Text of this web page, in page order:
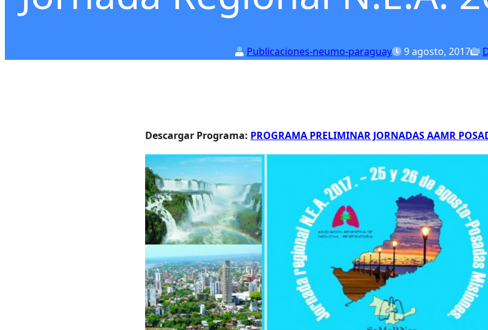
Publicaciones-neumo-paraguay 9 agosto, 2017
Descargar Programa: PROGRAMA PRELIMINAR JORNADAS AAMR